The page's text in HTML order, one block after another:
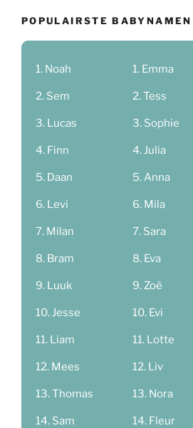
POPULAIRSTE
Noah
Sem
Lucas
Finn
Daan
Levi
Milan
Bram
Luuk
Jesse
Liam
Mees
Thomas
Sam
Emma
Tess
Sophie
Julia
Anna
Mila
Sara
Eva
Zoë
Evi
Lotte
Liv
Nora
Fleur